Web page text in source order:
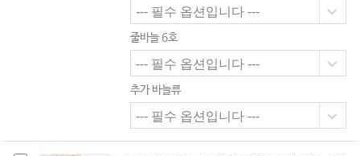
줄바늘 6호
추가 바늘류